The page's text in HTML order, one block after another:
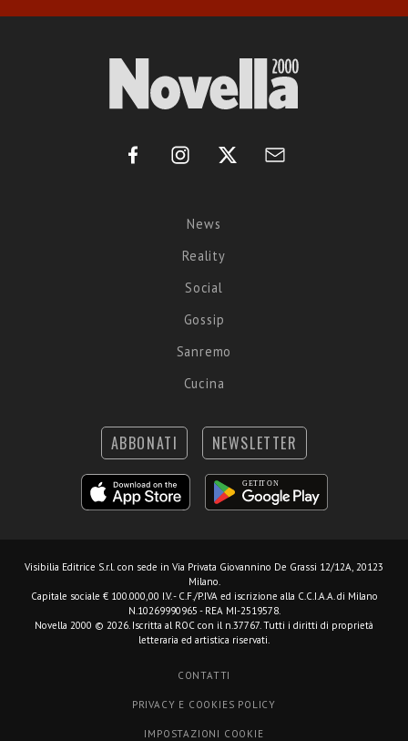
News
Reality
Social
Gossip
Sanremo
Cucina
ABBONATI NEWSLETTER
Visibilia Editrice S.r.l. con sede in Via Privata Giovannino De Grassi 12/12A, 20123
Milano.
Capitale sociale € 100.000,00 I.V. - C.F./P.IVA ed iscrizione alla C.C.I.A.A. di Milano
N.10269990965 - REA MI-2519578.
Novella 2000 © 2026. Iscritta al ROC con il n.37767. Tutti i diritti di proprietà
letteraria ed artistica riservati.
CONTATTI
PRIVACY E COOKIES POLICY
IMPOSTAZIONI COOKIE